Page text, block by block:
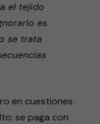
el tejido
es
se trata
en cuestiones
se paga con